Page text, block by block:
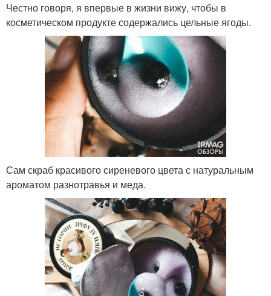
Честно говоря, я впервые в жизни вижу, чтобы в
косметическом продукте содержались цельные ягоды.
Сам скраб красивого сиреневого цвета с натуральным
ароматом разнотравья и меда.